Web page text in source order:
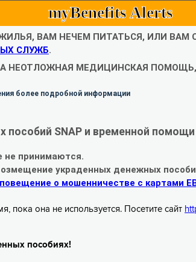
myBenefits Alerts
ВАМ НЕЧЕМ ПИТАТЬСЯ, ИЛИ
СЛУЖБ.
НЕОТЛОЖНАЯ МЕДИЦИНСКАЯ ПОМОЩЬ,
более подробной информации
SNAP и временной помощи
не принимаются.
украденных денежных
о мошенничестве с картами
пока она не используется. Посетите сайт
пособиях!